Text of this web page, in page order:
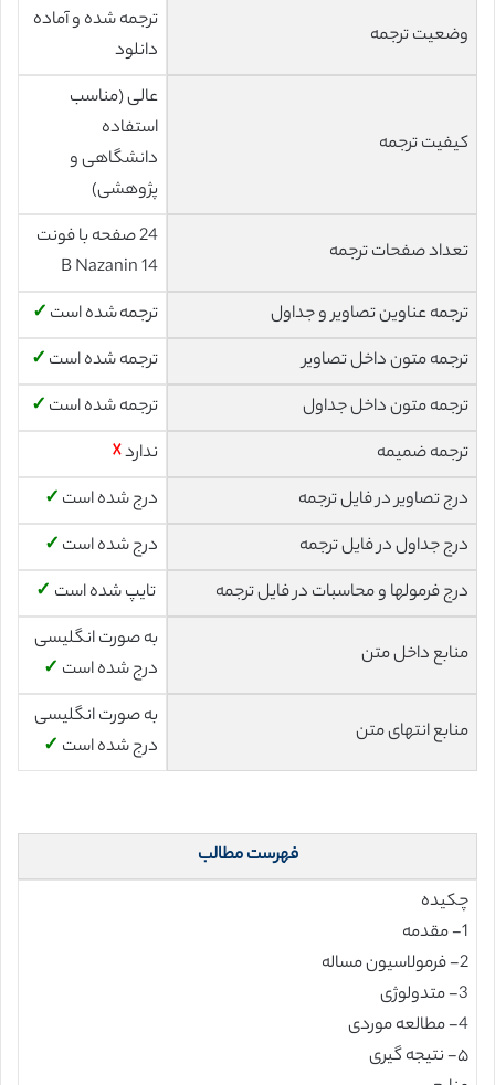
وضعیت ترجمه
ترجمه شده و آماده
دانلود
کیفیت ترجمه
عالی (مناسب
استفاده
دانشگاهی و
پژوهشی)
تعداد صفحات ترجمه
24 صفحه با فونت
14 B Nazanin
ترجمه عناوین تصاویر و جداول
ترجمه شده است ✓
ترجمه متون داخل تصاویر
ترجمه شده است ✓
ترجمه متون داخل جداول
ترجمه شده است ✓
ترجمه ضمیمه
ندارد☓
درج تصاویر در فایل ترجمه
درج شده است ✓
درج جداول در فایل ترجمه
درج شده است ✓
درج فرمولها و محاسبات در فایل ترجمه
تایپ شده است ✓
منابع داخل متن
به صورت انگلیسی
درج شده است ✓
منابع انتهای متن
به صورت انگلیسی
درج شده است ✓
فهرست مطالب
چکیده
1- مقدمه
2- فرمولاسیون مساله
3- متدولوژی
4- مطالعه موردی
۵- نتیجه گیری